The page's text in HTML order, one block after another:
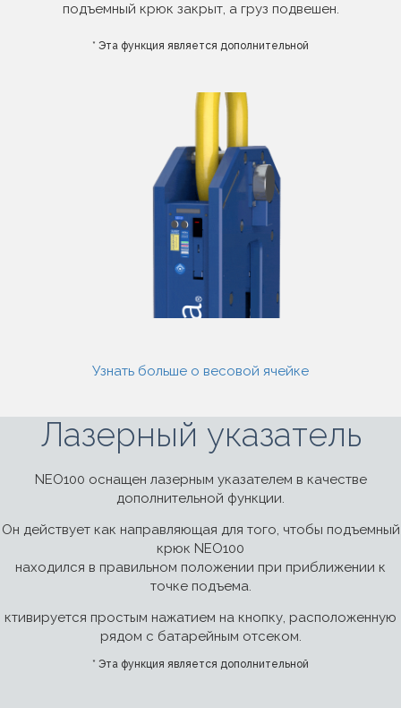
подъемный крюк закрыт, а груз подвешен.
* Эта функция является дополнительной
Узнать больше о весовой ячейке
Лазерный указатель
NEO100 оснащен лазерным указателем в качестве
дополнительной функции.
Он действует как направляющая для того, чтобы подъемный
крюк NEO100
находился в правильном положении при приближении к
точке подъема.
ктивируется простым нажатием на кнопку, расположенную
рядом с батарейным отсеком.
* Эта функция является дополнительной